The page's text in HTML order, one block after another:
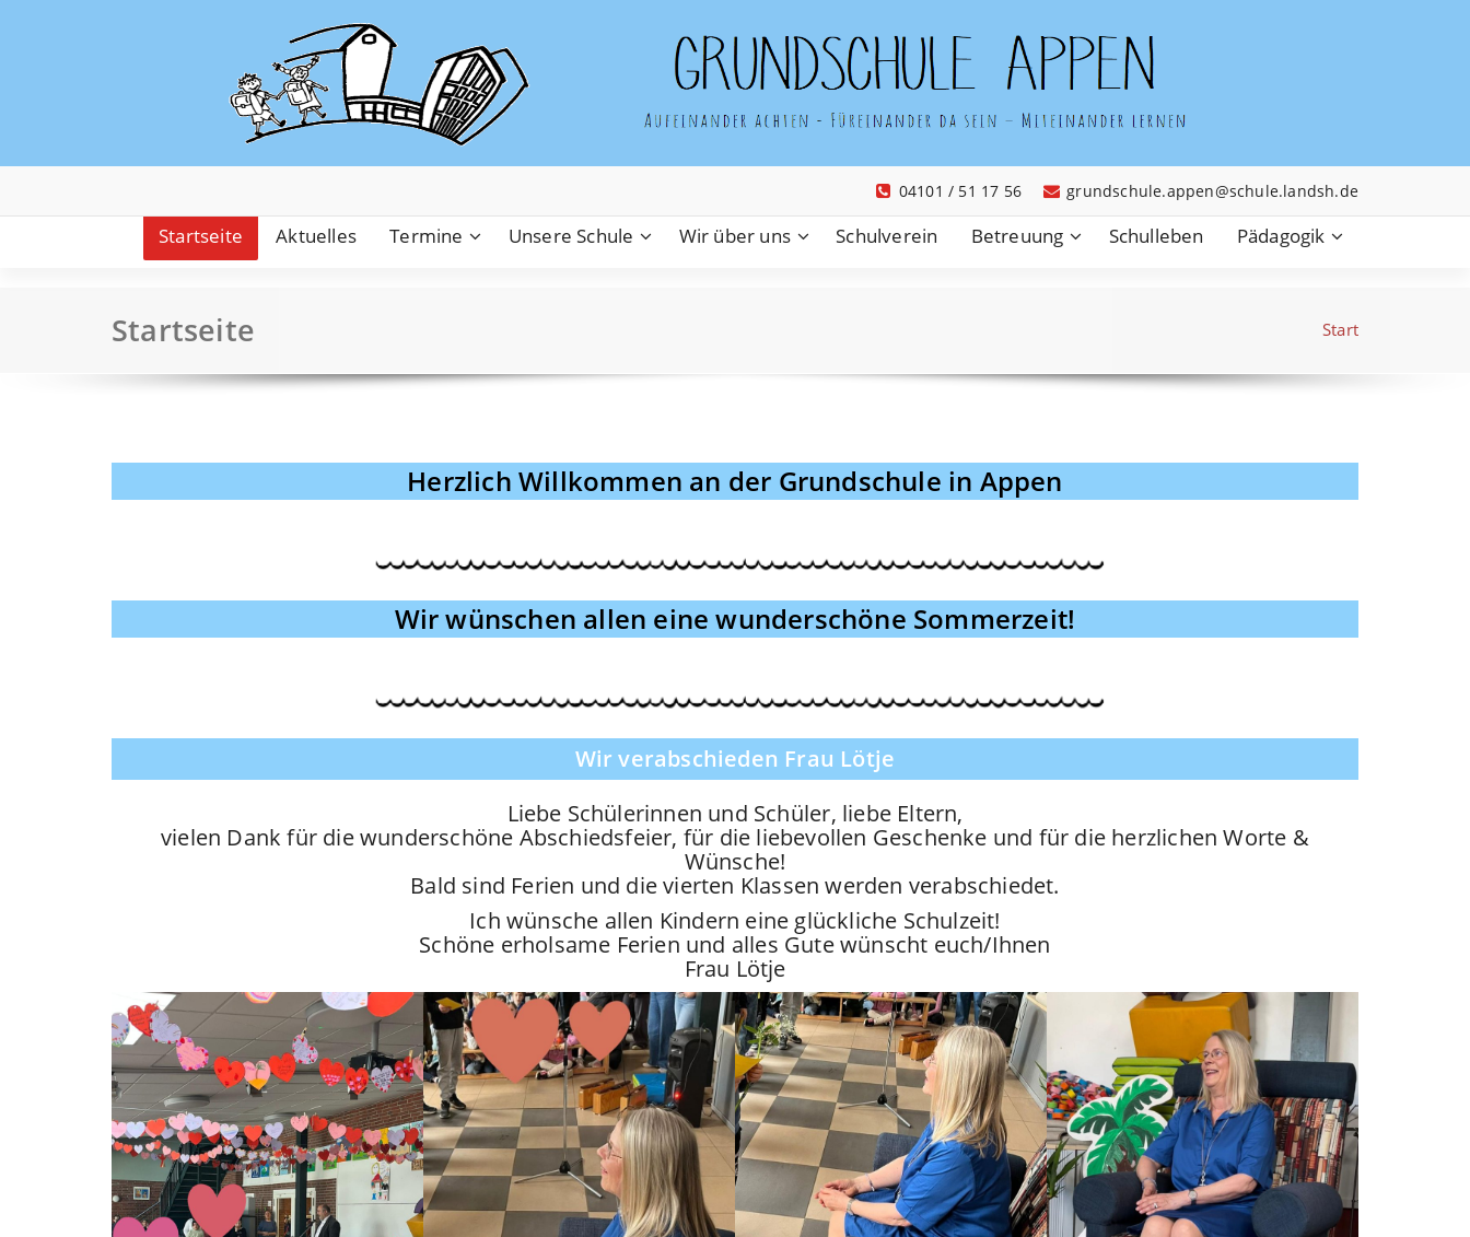
grundschule.appen@schule.landsh.de
04101 / 51 17 56
Startseite Aktuelles Termine Unsere Schule Wir über uns Schulverein Betreuung Schulleben Pädagogik
Startseite Start
Herzlich Willkommen an der Grundschule in Appen
Wir wünschen allen eine wunderschöne Sommerzeit!
Wir verabschieden Frau Lötje
Liebe Schülerinnen und Schüler, liebe Eltern,
vielen Dank für die wunderschöne Abschiedsfeier, für die liebevollen Geschenke und für die herzlichen Worte &
Wünsche!
Bald sind Ferien und die vierten Klassen werden verabschiedet.
Ich wünsche allen Kindern eine glückliche Schulzeit!
Schöne erholsame Ferien und alles Gute wünscht euch/Ihnen
Frau Lötje